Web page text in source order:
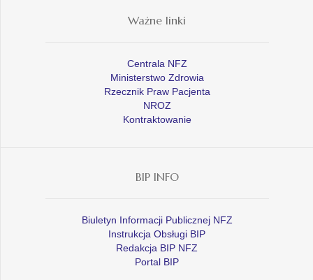
Ważne linki
Centrala NFZ
Ministerstwo Zdrowia
Rzecznik Praw Pacjenta
NROZ
Kontraktowanie
BIP INFO
Biuletyn Informacji Publicznej NFZ
Instrukcja Obsługi BIP
Redakcja BIP NFZ
Portal BIP